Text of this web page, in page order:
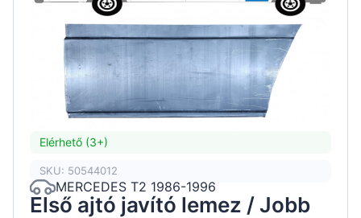
Elérhető (3+)
SKU: 50544012
MERCEDES T2 1986-1996
Első ajtó javító lemez / Jobb